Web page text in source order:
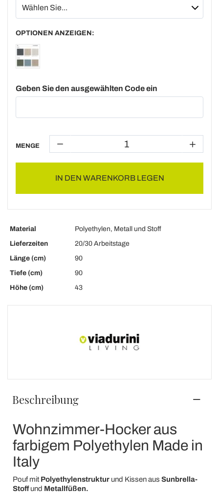
OPTIONEN ANZEIGEN:
Geben Sie den ausgewählten Code ein
MENGE
IN DEN WARENKORB LEGEN
Material
Polyethylen, Metall und Stoff
Lieferzeiten
20/30 Arbeitstage
Länge (cm)
90
Tiefe (cm)
90
Höhe (cm)
43
Beschreibung
Wohnzimmer-Hocker aus
farbigem Polyethylen Made in
Italy
Pouf mit Polyethylenstrukturund Kissen aus Sunbrella-
Stoffund Metallfüßen.